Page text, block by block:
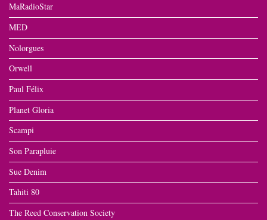
MaRadioStar
MED
Nolorgues
Orwell
Paul Félix
Planet Gloria
Scampi
Son Parapluie
Sue Denim
Tahiti 80
The Reed Conservation Society